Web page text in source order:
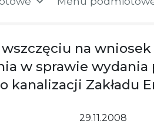
na
w sprawie
kanalizacji Zakładu
29.11.2008